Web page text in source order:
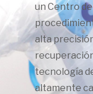
un Centro
alta
tecnología
altamente